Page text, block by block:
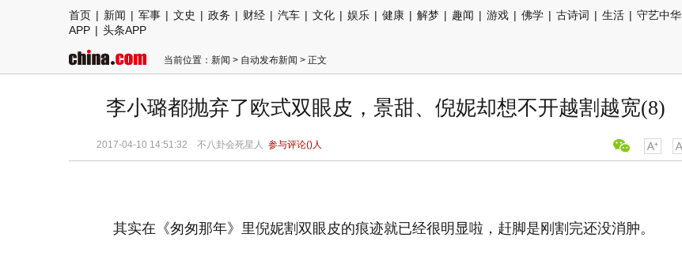
首页 | 新闻 | 军事 | 文史 | 政务 | 财经 | 汽车 | 文化 | 娱乐 | 健康 | 解梦 | 趣闻 | 游戏 | 佛学 | 古诗词 | 生活 | 守艺中华
APP | 头条APP
当前位置： 新闻 > 自动发布新闻 > 正文
李小璐都抛弃了欧式双眼皮，景甜、倪妮却想不开越割越宽(8)
2017-04-10 14:51:32 不八卦会死星人 参与评论()人
其实在《匆匆那年》里倪妮割双眼皮的痕迹就已经很明显啦，赶脚是刚割完还没消肿。